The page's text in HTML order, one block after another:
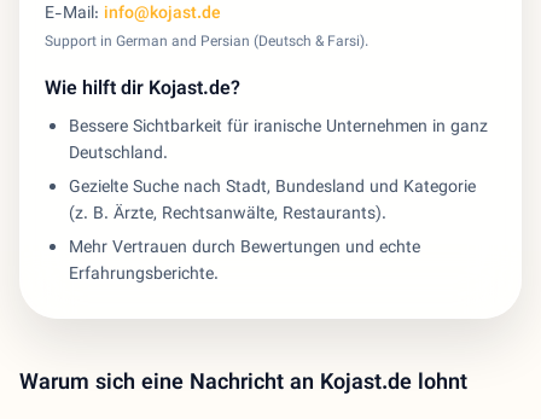
E-Mail: info@kojast.de
Support in German and Persian (Deutsch & Farsi).
Wie hilft dir Kojast.de?
Bessere Sichtbarkeit für iranische Unternehmen in ganz
Deutschland.
Gezielte Suche nach Stadt, Bundesland und Kategorie
(z. B. Ärzte, Rechtsanwälte, Restaurants).
Mehr Vertrauen durch Bewertungen und echte
Erfahrungsberichte.
Warum sich eine Nachricht an Kojast.de lohnt